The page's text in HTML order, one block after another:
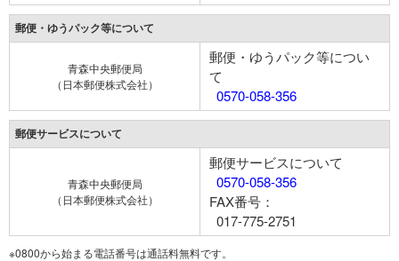
郵便・ゆうパック等について
青森中央郵便局
（日本郵便株式会社）
郵便・ゆうパック等につい
て
0570-058-356
郵便サービスについて
青森中央郵便局
（日本郵便株式会社）
郵便サービスについて
0570-058-356
FAX番号：
017-775-2751
※0800から始まる電話番号は通話料無料です。